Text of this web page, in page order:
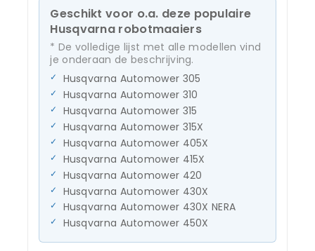
Geschikt voor o.a. deze populaire
Husqvarna robotmaaiers
* De volledige lijst met alle modellen vind
je onderaan de beschrijving.
Husqvarna Automower 305
Husqvarna Automower 310
Husqvarna Automower 315
Husqvarna Automower 315X
Husqvarna Automower 405X
Husqvarna Automower 415X
Husqvarna Automower 420
Husqvarna Automower 430X
Husqvarna Automower 430X NERA
Husqvarna Automower 450X